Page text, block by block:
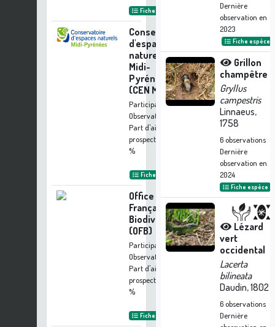
Fiche organisme
Conservatoire
d'espaces
naturels de
Midi-
Pyrénées
(CEN MP)
Participation à 1
Observation
Part d'aide à la
prospection :
%
Fiche organisme
Office
Français de la
Biodiversité
(OFB)
Participation à 1
Observation
Part d'aide à la
prospection :
%
Fiche organisme
Dernière
observation en
2023
Fiche espèce
Grillon
champêtre
Gryllus
campestris
Linnaeus,
1758
6observations
Dernière
observation en
2024
Fiche espèce
Lézard
vert
occidental
Lacerta
bilineata
Daudin, 1802
6observations
Dernière